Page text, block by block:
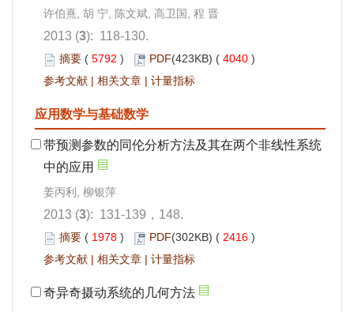
许伯熹, 胡 宁, 陈文斌, 高卫国, 程 晋
2013 (3): 118-130.
摘要 ( 5792 ) PDF(423KB) ( 4040 )
参考文献 | 相关文章 | 计量指标
应用数学与基础数学
带预测参数的同伦分析方法及其在两个非线性系统
中的应用
姜丙利, 柳银萍
2013 (3): 131-139，148.
摘要 ( 1978 ) PDF(302KB) ( 2416 )
参考文献 | 相关文章 | 计量指标
奇异奇摄动系统的几何方法